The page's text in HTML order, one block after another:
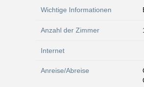
Wichtige Informationen
Anzahl der Zimmer
Internet
Anreise/Abreise